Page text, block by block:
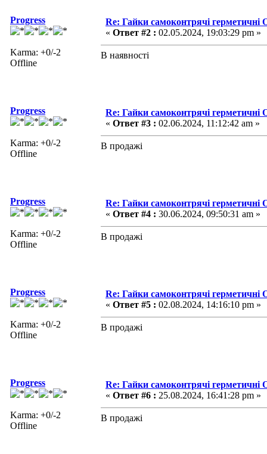
Progress
Karma: +0/-2
Offline
Re: Гайки самоконтрячі герметичні
« Ответ #2 : 02.05.2024, 19:03:29 pm »
В наявності
Progress
Karma: +0/-2
Offline
Re: Гайки самоконтрячі герметичні
« Ответ #3 : 02.06.2024, 11:12:42 am »
В продажі
Progress
Karma: +0/-2
Offline
Re: Гайки самоконтрячі герметичні
« Ответ #4 : 30.06.2024, 09:50:31 am »
В продажі
Progress
Karma: +0/-2
Offline
Re: Гайки самоконтрячі герметичні
« Ответ #5 : 02.08.2024, 14:16:10 pm »
В продажі
Progress
Karma: +0/-2
Offline
Re: Гайки самоконтрячі герметичні
« Ответ #6 : 25.08.2024, 16:41:28 pm »
В продажі